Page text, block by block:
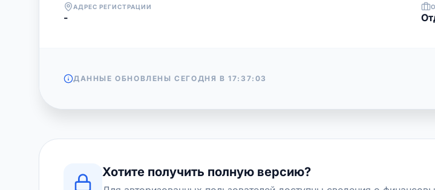
АДРЕС РЕГИСТРАЦИИ
-
ДАННЫЕ ОБНОВЛЕНЫ СЕГОДНЯ В17:37:03
Хотите получить полную версию?